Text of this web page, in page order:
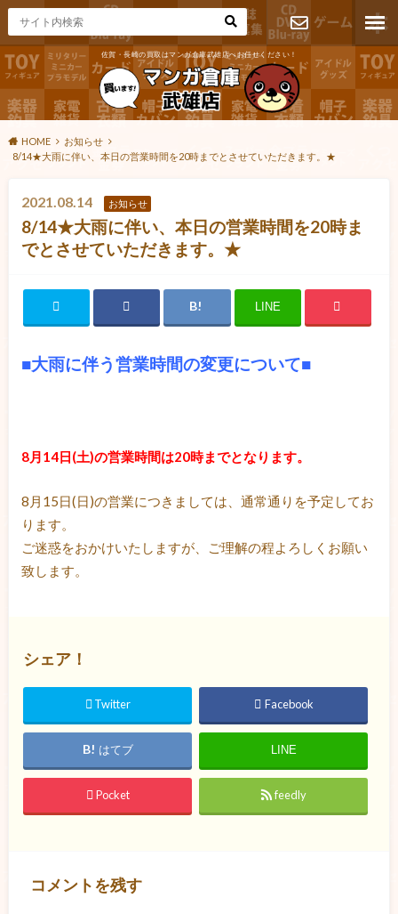
佐賀・長崎の買取はマンガ倉庫武雄店へお任せください！
お問い合わ
せ
HOME
お知らせ
8/14★大雨に伴い、本日の営業時間を20時までとさせていただきます。★
2021.08.14 お知らせ
8/14★大雨に伴い、本日の営業時間を20時ま
でとさせていただきます。★
LINE
■大雨に伴う営業時間の変更について■
8月14日(土)の営業時間は20時までとなります。
8月15日(日)の営業につきましては、通常通りを予定してお
ります。
ご迷惑をおかけいたしますが、ご理解の程よろしくお願い
致します。
シェア！
Twitter Facebook
はてブ LINE
Pocket feedly
コメントを残す